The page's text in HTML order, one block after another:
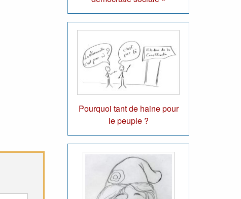
Pourquoi tant de haine pour
le peuple ?